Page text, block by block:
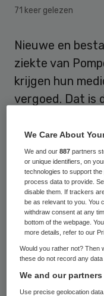
71 keer gelezen
Nieuwe en
ziekte van
krijgen hun
vergoed. Dat is
het College
Datmeldt de
van
Zo wordt de
geschrapt.
nu al gebruiken
gebruikers
financiering.
We Care About
We and our887 partners
or unique identifiers, on
technologies to support
process data to provide.
disable them. If trackers
be as relevant to you. You
withdraw consent at any
bottom of the webpage.
more details, refer to our
Would you rather not? Then
these do not record any
We and our
Use precise geolocation